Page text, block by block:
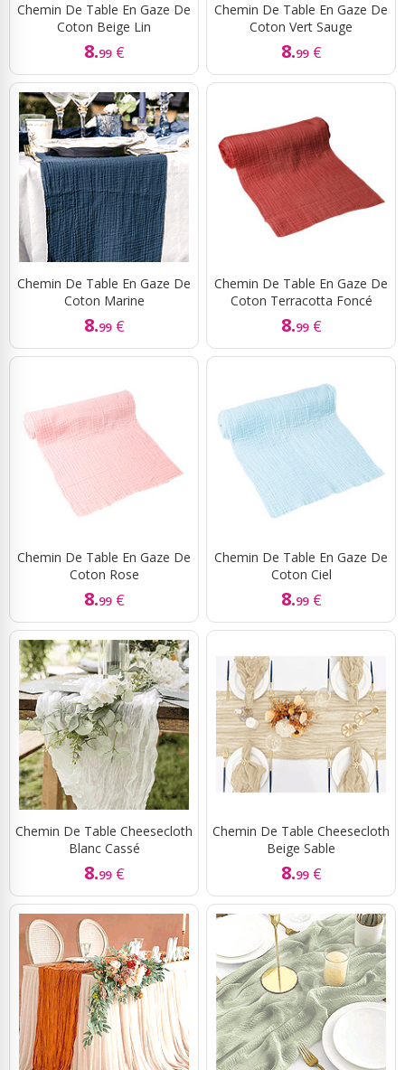
Chemin De Table En Gaze De
Coton Beige Lin
8.99 €
Chemin De Table En Gaze De
Coton Vert Sauge
8.99 €
Chemin De Table En Gaze De
Coton Marine
8.99 €
Chemin De Table En Gaze De
Coton Terracotta Foncé
8.99 €
Chemin De Table En Gaze De
Coton Rose
8.99 €
Chemin De Table En Gaze De
Coton Ciel
8.99 €
Chemin De Table Cheesecloth
Blanc Cassé
8.99 €
Chemin De Table Cheesecloth
Beige Sable
8.99 €